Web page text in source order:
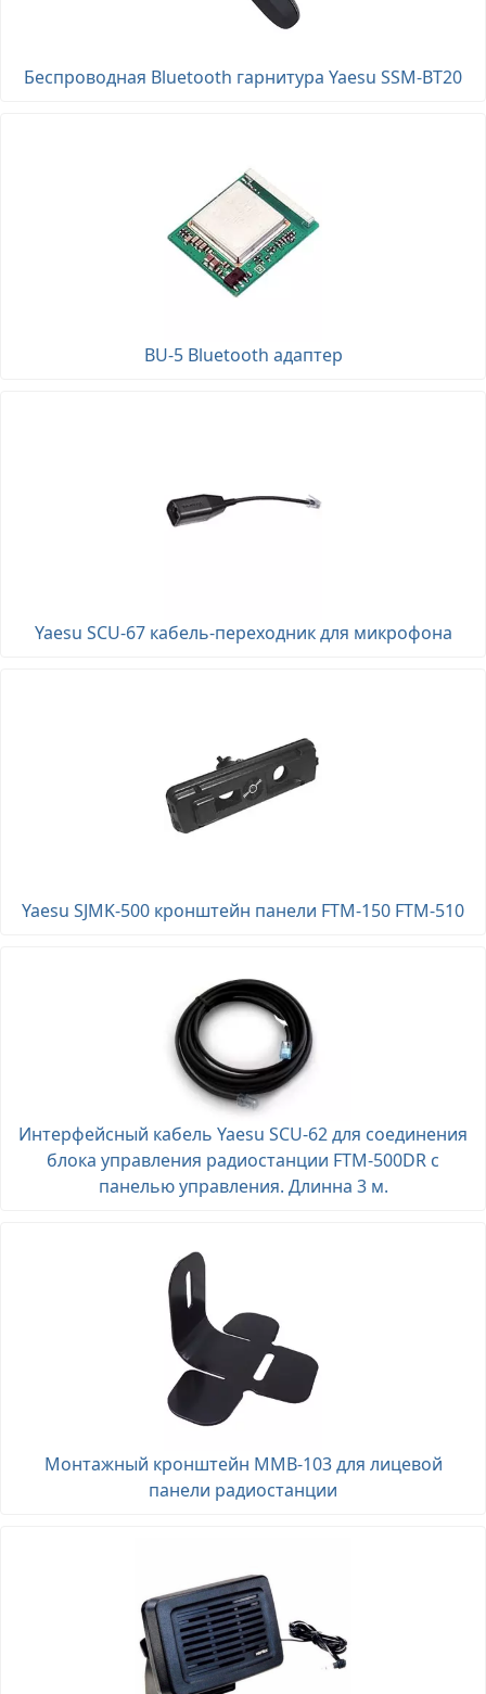
Беспроводная Bluetooth гарнитура Yaesu SSM-BT20
BU-5 Bluetooth адаптер
Yaesu SCU-67 кабель-переходник для микрофона
Yaesu SJMK-500 кронштейн панели FTM-150 FTM-510
Интерфейсный кабель Yaesu SCU-62 для соединения
блока управления радиостанции FTM-500DR с
панелью управления. Длинна 3 м.
Монтажный кронштейн MMB-103 для лицевой
панели радиостанции